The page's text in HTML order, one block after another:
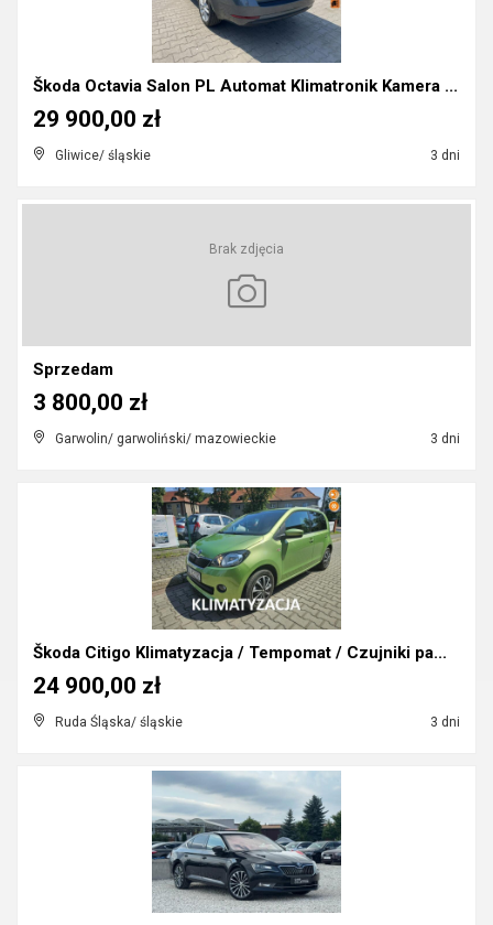
Škoda Octavia Salon PL Automat Klimatronik Kamera ...
Gliwice/ śląskie 3 dni
29 900,00 zł
Brak zdjęcia
Sprzedam
Garwolin/ garwoliński/ mazowieckie 3 dni
3 800,00 zł
Škoda Citigo Klimatyzacja / Tempomat / Czujniki pa...
Ruda Śląska/ śląskie 3 dni
24 900,00 zł